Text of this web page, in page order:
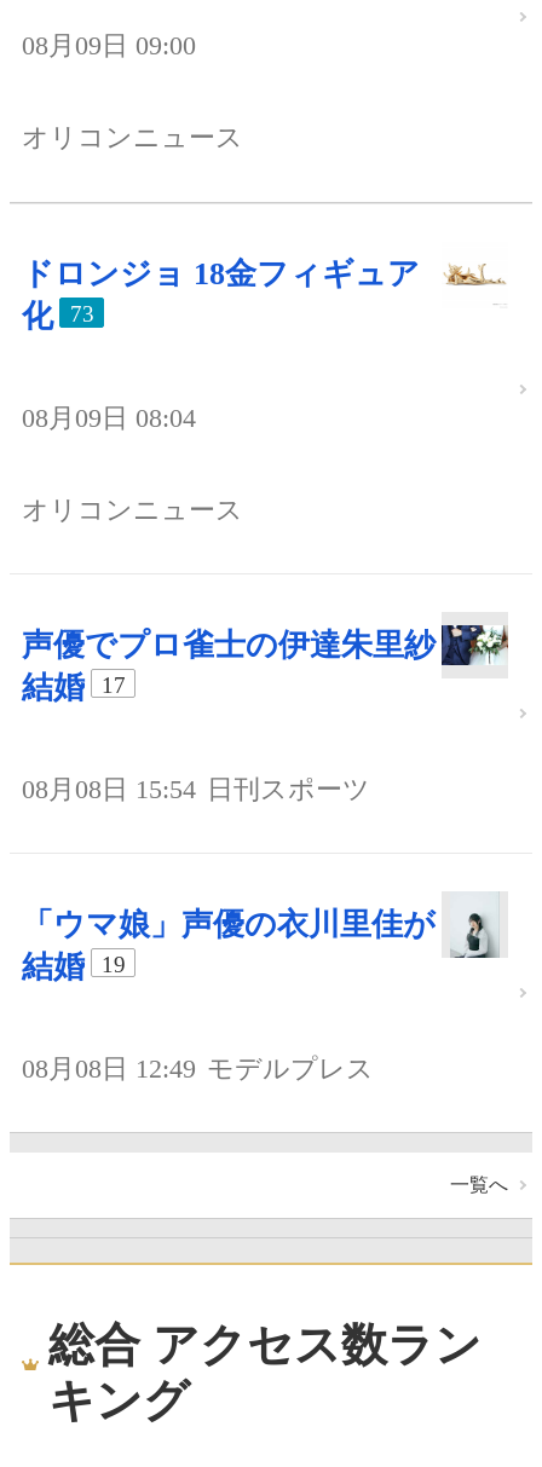
08月09日 09:00
オリコンニュース
ドロンジョ 18金フィギュア
化
73
08月09日 08:04
オリコンニュース
声優でプロ雀士の伊達朱里紗
結婚
17
08月08日 15:54 日刊スポーツ
「ウマ娘」声優の衣川里佳が
結婚
19
08月08日 12:49 モデルプレス
一覧へ
総合 アクセス数ラン
キング